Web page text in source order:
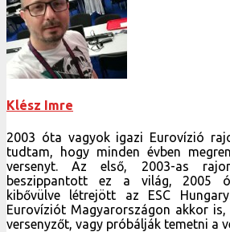
Klész Imre
2003 óta vagyok igazi Eurovízió
tudtam, hogy minden évben
versenyt. Az első, 2003-as
beszippantott ez a világ, 2005
kibővülve létrejött az ESC
Eurovíziót Magyarországon akkor
versenyzőt, vagy próbálják temetni a